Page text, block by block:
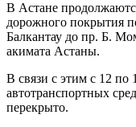
В Астане
дорожного покрытия
Балкантау до пр. Б.
акимата Астаны.
В связи с этим с 12 по
автотранспортных
перекрыто.